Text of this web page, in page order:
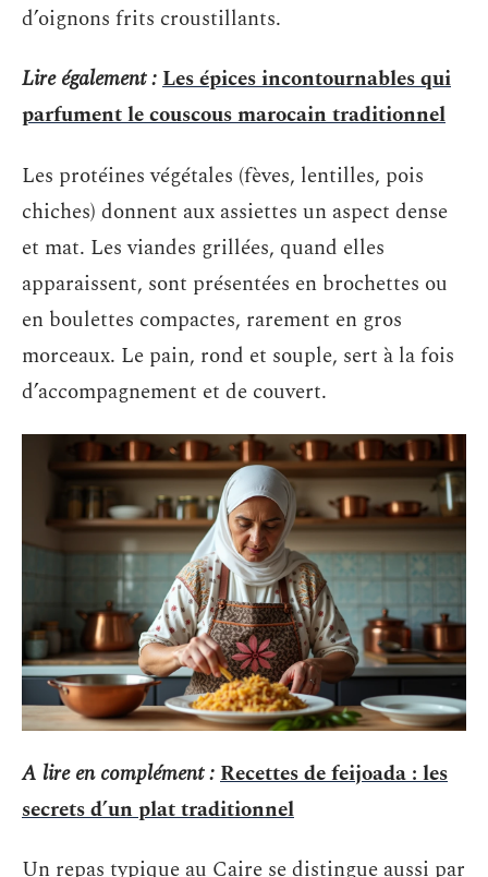
d’oignons frits croustillants.
Lire également :Les épices incontournables qui
parfument le couscous marocain traditionnel
Les protéines végétales (fèves, lentilles, pois
chiches) donnent aux assiettes un aspect dense
et mat. Les viandes grillées, quand elles
apparaissent, sont présentées en brochettes ou
en boulettes compactes, rarement en gros
morceaux. Le pain, rond et souple, sert à la fois
d’accompagnement et de couvert.
A lire en complément :Recettes de feijoada : les
secrets d’un plat traditionnel
Un repas typique au Caire se distingue aussi par